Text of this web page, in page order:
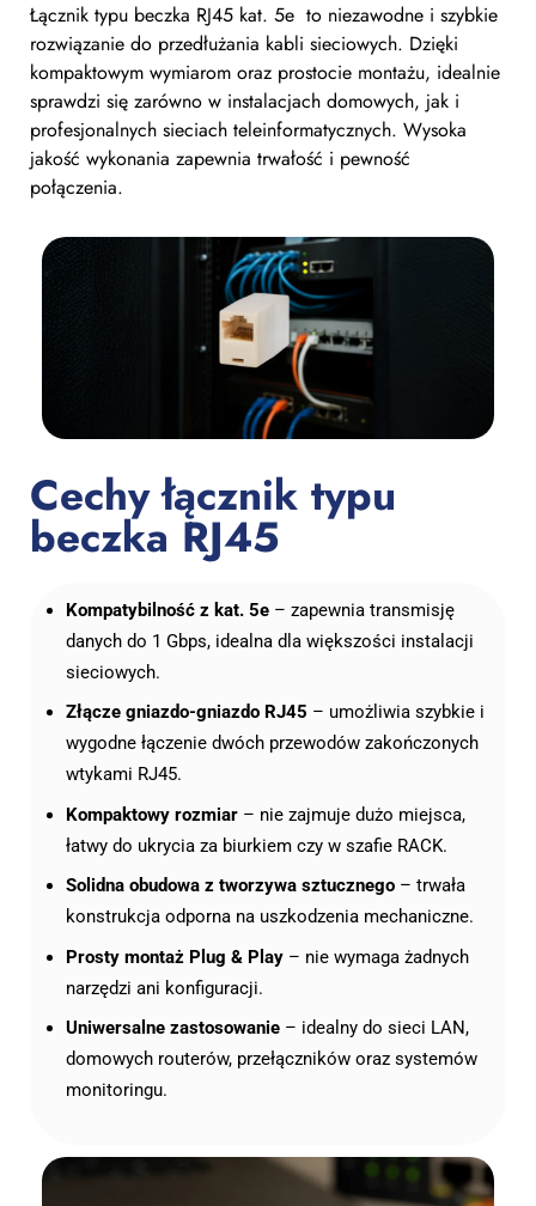
Łącznik typu beczka RJ45 kat. 5e to niezawodne i szybkie
rozwiązanie do przedłużania kabli sieciowych. Dzięki
kompaktowym wymiarom oraz prostocie montażu, idealnie
sprawdzi się zarówno w instalacjach domowych, jak i
profesjonalnych sieciach teleinformatycznych. Wysoka
jakość wykonania zapewnia trwałość i pewność
połączenia.
Cechy łącznik typu
beczka RJ45
Kompatybilność z kat. 5e – zapewnia transmisję
danych do 1 Gbps, idealna dla większości instalacji
sieciowych.
Złącze gniazdo-gniazdo RJ45 – umożliwia szybkie i
wygodne łączenie dwóch przewodów zakończonych
wtykami RJ45.
Kompaktowy rozmiar – nie zajmuje dużo miejsca,
łatwy do ukrycia za biurkiem czy w szafie RACK.
Solidna obudowa z tworzywa sztucznego – trwała
konstrukcja odporna na uszkodzenia mechaniczne.
Prosty montaż Plug & Play – nie wymaga żadnych
narzędzi ani konfiguracji.
Uniwersalne zastosowanie – idealny do sieci LAN,
domowych routerów, przełączników oraz systemów
monitoringu.